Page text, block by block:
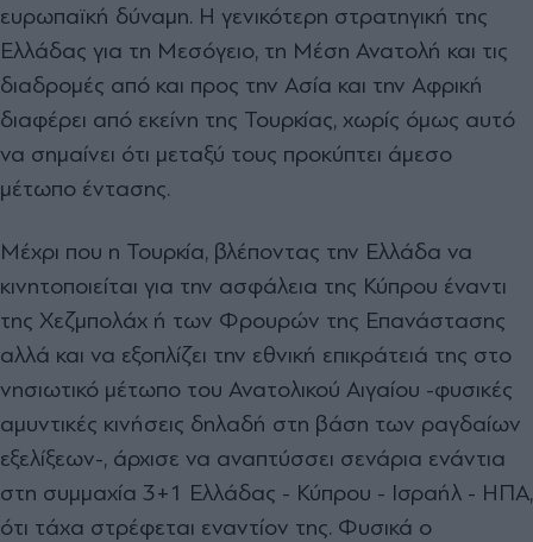
ευρωπαϊκή δύναµη. Η γενικότερη στρατηγική της
Ελλάδας για τη Μεσόγειο, τη Μέση Ανατολή και τις
διαδροµές από και προς την Ασία και την Αφρική
διαφέρει από εκείνη της Τουρκίας, χωρίς όµως αυτό
να σηµαίνει ότι µεταξύ τους προκύπτει άµεσο
µέτωπο έντασης.
Μέχρι που η Τουρκία, βλέποντας την Ελλάδα να
κινητοποιείται για την ασφάλεια της Κύπρου έναντι
της Χεζµπολάχ ή των Φρουρών της Επανάστασης
αλλά και να εξοπλίζει την εθνική επικράτειά της στο
νησιωτικό µέτωπο του Ανατολικού Αιγαίου -φυσικές
αµυντικές κινήσεις δηλαδή στη βάση των ραγδαίων
εξελίξεων-, άρχισε να αναπτύσσει σενάρια ενάντια
στη συµµαχία 3+1 Ελλάδας - Κύπρου - Ισραήλ - ΗΠΑ,
ότι τάχα στρέφεται εναντίον της. Φυσικά ο